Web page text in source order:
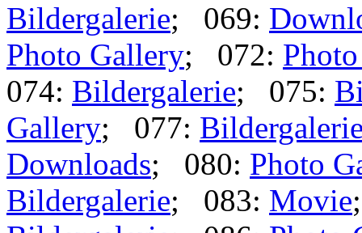
Bildergalerie; 069:
Photo Gallery; 072:
074: Bildergalerie; 075:
Gallery; 077:
Downloads; 080: Photo
Bildergalerie; 083: Movie